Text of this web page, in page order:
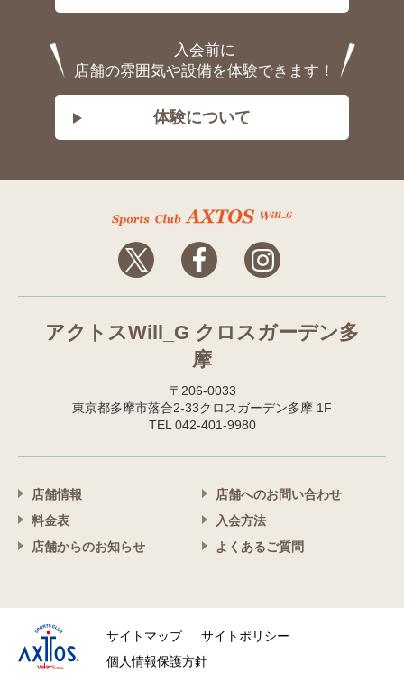
入会前に
店舗の雰囲気や設備を体験できます！
体験について
アクトスWill_G クロスガーデン多
摩
〒206-0033
東京都多摩市落合2-33クロスガーデン多摩 1F
TEL 042-401-9980
店舗情報
料金表
店舗からのお知らせ
店舗へのお問い合わせ
入会方法
よくあるご質問
サイトマップ
サイトポリシー
個人情報保護方針